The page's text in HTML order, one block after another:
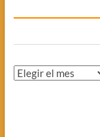
Archivos